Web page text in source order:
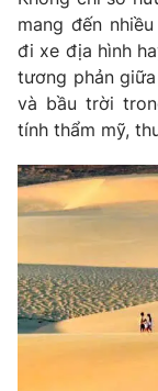
mang đến
đi xe địa hình
tương phản
và bầu trời
tính thẩm mỹ,